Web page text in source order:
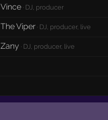
Vince · DJ, producer
The Viper · DJ, producer, live
Zany · DJ, producer, live